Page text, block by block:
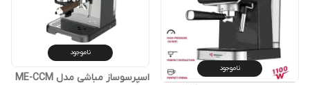
ناموجود
ناموجود
اسپرسوساز مباشی مدل ME-CCM